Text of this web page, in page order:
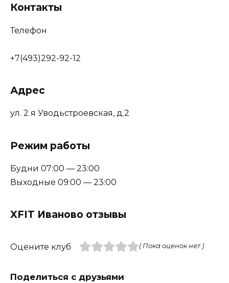
Контакты
Телефон
+7(493)292-92-12
Адрес
ул. 2 я Уводьстроевская, д.2
Режим работы
Будни 07:00 — 23:00
Выходные 09:00 — 23:00
XFIT Иваново отзывы
Оцените клуб ( Пока оценок нет )
Поделиться с друзьями